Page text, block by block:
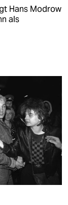
Hans Modrow
als